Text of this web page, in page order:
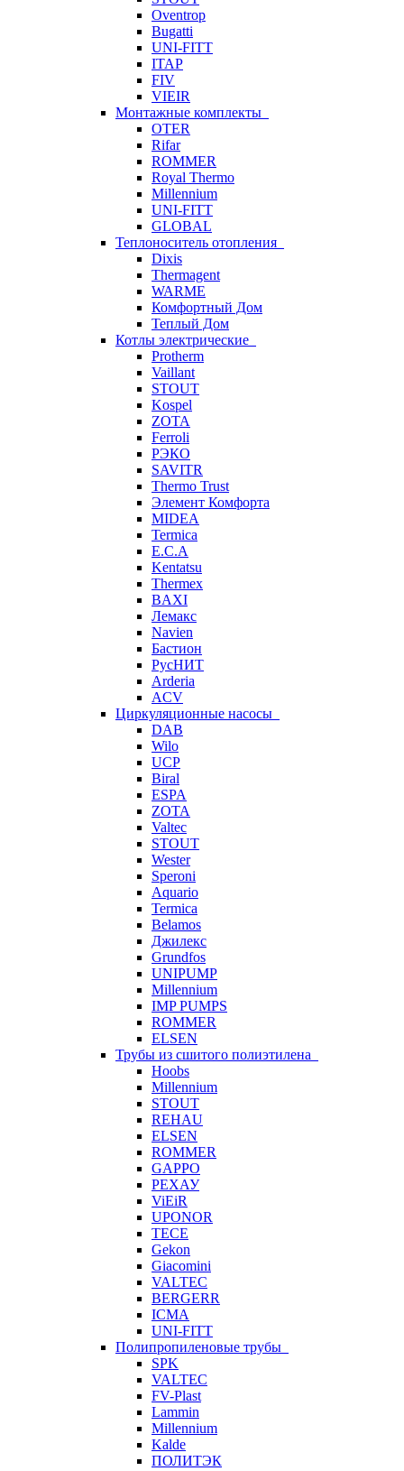
Oventrop
Bugatti
UNI-FITT
ITAP
FIV
VIEIR
Монтажные комплекты
OTER
Rifar
ROMMER
Royal Thermo
Millennium
UNI-FITT
GLOBAL
Теплоноситель отопления
Dixis
Thermagent
WARME
Комфортный Дом
Теплый Дом
Котлы электрические
Protherm
Vaillant
STOUT
Kospel
ZOTA
Ferroli
РЭКО
SAVITR
Thermo Trust
Элемент Комфорта
MIDEA
Termica
E.C.A
Kentatsu
Thermex
BAXI
Лемакс
Navien
Бастион
РусНИТ
Arderia
ACV
Циркуляционные насосы
DAB
Wilo
UCP
Biral
ESPA
ZOTA
Valtec
STOUT
Wester
Speroni
Aquario
Termica
Belamos
Джилекс
Grundfos
UNIPUMP
Millennium
IMP PUMPS
ROMMER
ELSEN
Трубы из сшитого полиэтилена
Hoobs
Millennium
STOUT
REHAU
ELSEN
ROMMER
GAPPO
РЕХАУ
ViEiR
UPONOR
TECE
Gekon
Giacomini
VALTEC
BERGERR
ICMA
UNI-FITT
Полипропиленовые трубы
SPK
VALTEC
FV-Plast
Lammin
Millennium
Kalde
ПОЛИТЭК